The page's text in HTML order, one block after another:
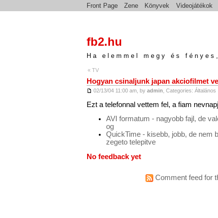
Front Page Zene Könyvek Videojátékok
fb2.hu
Ha elemmel megy és
« TV
Hogyan csinaljunk japan akciofilmet
02/13/04 11:00 am, by admin , Categories: Általános
Ezt a telefonnal vettem fel, a fiam
AVI formatum - nagyobb fajl, de
og
QuickTime - kisebb, jobb, de nem
zegeto telepitve
No feedback yet
Comment feed for